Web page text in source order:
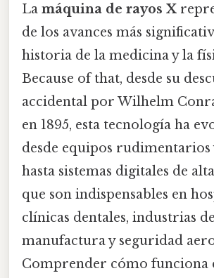
La máquina de rayos X
de los avances más
historia de la medicina y la
Because of that, desde su
accidental por Wilhelm
en 1895, esta tecnología ha
desde equipos rudimentarios
hasta sistemas digitales de
que son indispensables en
clínicas dentales, industrias de
manufactura y seguridad
Comprender cómo funciona